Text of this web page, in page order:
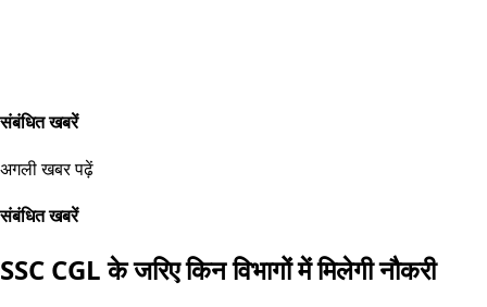
संबंधित खबरें
अगली खबर पढ़ें
संबंधित खबरें
SSC CGL के जरिए किन विभागों में मिलेगी नौकरी